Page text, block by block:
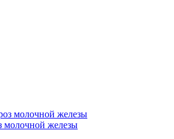
молочной железы